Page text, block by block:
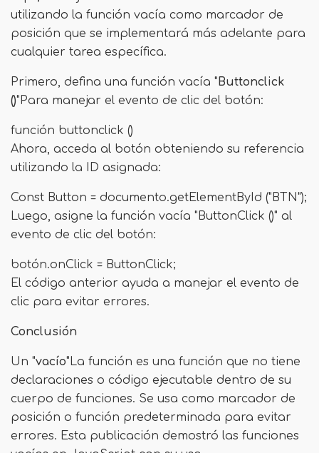
utilizando la función vacía como marcador de
posición que se implementará más adelante para
cualquier tarea específica.
Primero, defina una función vacía "Buttonclick
()"Para manejar el evento de clic del botón:
función buttonclick ()
Ahora, acceda al botón obteniendo su referencia
utilizando la ID asignada:
Const Button = documento.getElementById ("BTN");
Luego, asigne la función vacía "ButtonClick ()" al
evento de clic del botón:
botón.onClick = ButtonClick;
El código anterior ayuda a manejar el evento de
clic para evitar errores.
Conclusión
Un "vacío"La función es una función que no tiene
declaraciones o código ejecutable dentro de su
cuerpo de funciones. Se usa como marcador de
posición o función predeterminada para evitar
errores. Esta publicación demostró las funciones